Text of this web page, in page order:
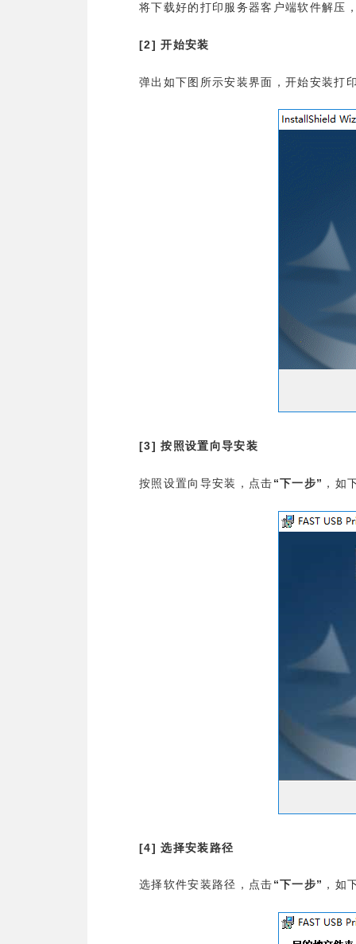
将下载好的打印服务器客户端软件解压
[2]开始安装
弹出如下图所示安装界面，开始安装打
[3]按照设置向导安装
按照设置向导安装，点击 “下一步” ，如
[4]选择安装路径
选择软件安装路径，点击 “下一步” ，如